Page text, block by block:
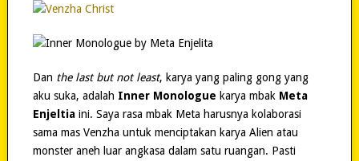
Dan the last but not least, karya yang paling gong yang
aku suka, adalah Inner Monologue karya mbak Meta
Enjeltiaini. Saya rasa mbak Meta harusnya kolaborasi
sama mas Venzha untuk menciptakan karya Alien atau
monster aneh luar angkasa dalam satu ruangan. Pasti